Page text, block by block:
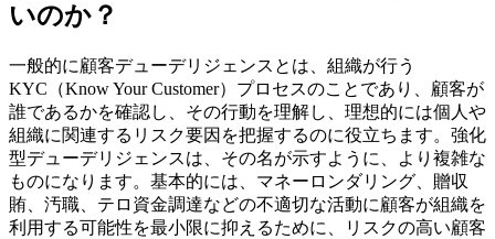
いのか？
一般的に顧客デューデリジェンスとは、組織が行う
KYC（Know Your Customer）プロセスのことであり、顧客が
誰であるかを確認し、その行動を理解し、理想的には個人や
組織に関連するリスク要因を把握するのに役立ちます。強化
型デューデリジェンスは、その名が示すように、より複雑な
ものになります。基本的には、マネーロンダリング、贈収
賄、汚職、テロ資金調達などの不適切な活動に顧客が組織を
利用する可能性を最小限に抑えるために、リスクの高い顧客